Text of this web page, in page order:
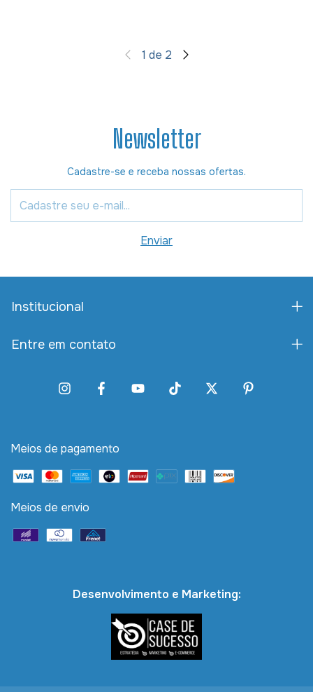
1 de 2
Newsletter
Cadastre-se e receba nossas ofertas.
Institucional
Entre em contato
Meios de pagamento
Meios de envio
Desenvolvimento e Marketing: